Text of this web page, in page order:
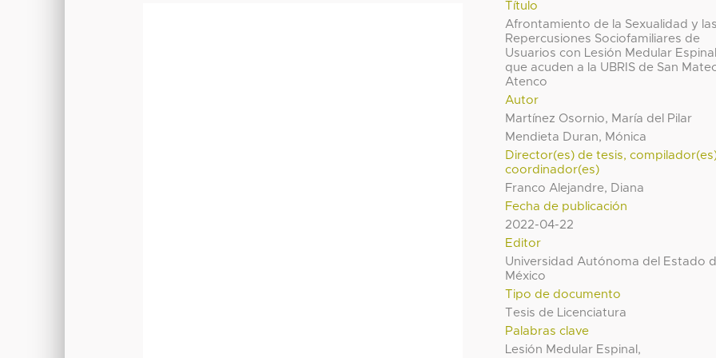
Título
Afrontamiento de la Sexualidad y las
Repercusiones Sociofamiliares de
Usuarios con Lesión Medular Espinal
que acuden a la UBRIS de San
Atenco
Autor
Martínez Osornio, María del Pilar
Mendieta Duran, Mónica
Director(es) de tesis,
coordinador(es)
Franco Alejandre, Diana
Fecha de publicación
2022-04-22
Editor
Universidad Autónoma del Estado
México
Tipo de documento
Tesis de Licenciatura
Palabras clave
Lesión Medular Espinal,